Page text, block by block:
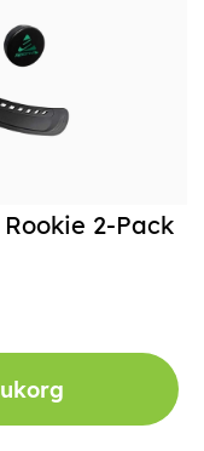
2-Pack